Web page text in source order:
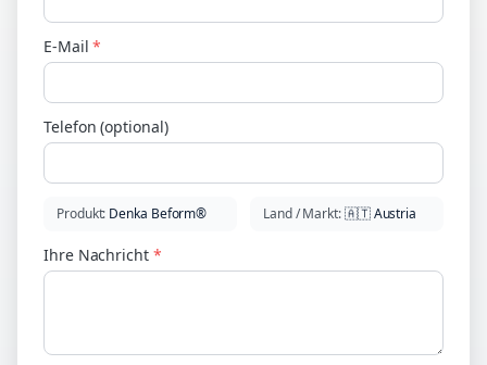
E-Mail *
Telefon (optional)
Produkt: Denka Beform® Land / Markt:🇦🇹Austria
Ihre Nachricht *